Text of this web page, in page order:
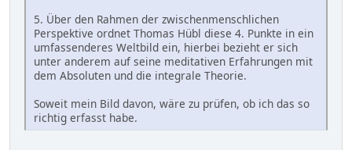
5. Über den Rahmen der zwischenmenschlichen
Perspektive ordnet Thomas Hübl diese 4. Punkte in ein
umfassenderes Weltbild ein, hierbei bezieht er sich
unter anderem auf seine meditativen Erfahrungen mit
dem Absoluten und die integrale Theorie.
Soweit mein Bild davon, wäre zu prüfen, ob ich das so
richtig erfasst habe.